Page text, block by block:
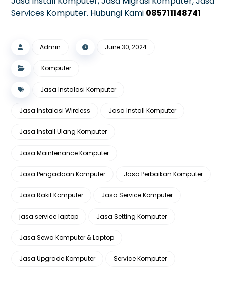
Services Komputer. Hubungi Kami 085711148741
Admin June 30, 2024
Komputer
Jasa Instalasi Komputer
Jasa Instalasi Wireless Jasa Install Komputer
Jasa Install Ulang Komputer
Jasa Maintenance Komputer
Jasa Pengadaan Komputer Jasa Perbaikan Komputer
Jasa Rakit Komputer Jasa Service Komputer
jasa service laptop Jasa Setting Komputer
Jasa Sewa Komputer & Laptop
Jasa Upgrade Komputer Service Komputer